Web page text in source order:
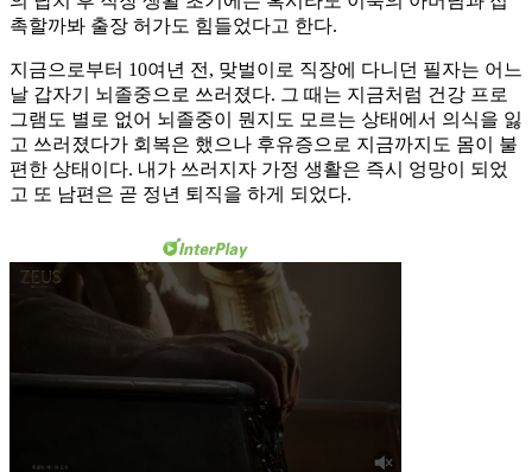
촉할까봐 출장 허가도 힘들었다고 한다.
지금으로부터 10여년 전, 맞벌이로 직장에 다니던 필자는 어느
날 갑자기 뇌졸중으로 쓰러졌다. 그 때는 지금처럼 건강 프로
그램도 별로 없어 뇌졸중이 뭔지도 모르는 상태에서 ​의식을 잃
고 쓰러졌다가 회복은 했으나 후유증으로 지금까지도 몸이 불
편한 상태이다. 내가 쓰러지자 가정 생활은 즉시 엉망이 되었
고 또 남편은 곧 정년 퇴직을 하게 되었다.